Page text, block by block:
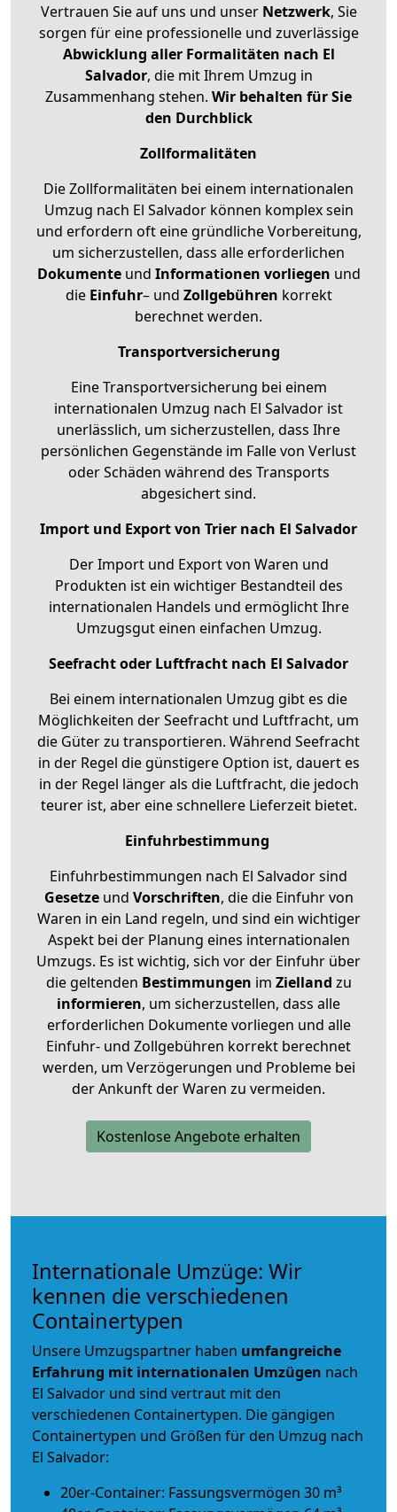
Vertrauen Sie auf uns und unser Netzwerk, Sie
sorgen für eine professionelle und zuverlässige
Abwicklung aller Formalitäten nach El
Salvador, die mit Ihrem Umzug in
Zusammenhang stehen. Wir behalten für Sie
den Durchblick
Zollformalitäten
Die Zollformalitäten bei einem internationalen
Umzug nach El Salvador können komplex sein
und erfordern oft eine gründliche Vorbereitung,
um sicherzustellen, dass alle erforderlichen
Dokumenteund Informationen vorliegen und
die Einfuhr– und Zollgebühren korrekt
berechnet werden.
Transportversicherung
Eine Transportversicherung bei einem
internationalen Umzug nach El Salvador ist
unerlässlich, um sicherzustellen, dass Ihre
persönlichen Gegenstände im Falle von Verlust
oder Schäden während des Transports
abgesichert sind.
Import und Export von Trier nach El Salvador
Der Import und Export von Waren und
Produkten ist ein wichtiger Bestandteil des
internationalen Handels und ermöglicht Ihre
Umzugsgut einen einfachen Umzug.
Seefracht oder Luftfracht nach El Salvador
Bei einem internationalen Umzug gibt es die
Möglichkeiten der Seefracht und Luftfracht, um
die Güter zu transportieren. Während Seefracht
in der Regel die günstigere Option ist, dauert es
in der Regel länger als die Luftfracht, die jedoch
teurer ist, aber eine schnellere Lieferzeit bietet.
Einfuhrbestimmung
Einfuhrbestimmungen nach El Salvador sind
Gesetzeund Vorschriften, die die Einfuhr von
Waren in ein Land regeln, und sind ein wichtiger
Aspekt bei der Planung eines internationalen
Umzugs. Es ist wichtig, sich vor der Einfuhr über
die geltenden Bestimmungen im Zielland zu
informieren, um sicherzustellen, dass alle
erforderlichen Dokumente vorliegen und alle
Einfuhr- und Zollgebühren korrekt berechnet
werden, um Verzögerungen und Probleme bei
der Ankunft der Waren zu vermeiden.
Kostenlose Angebote erhalten
Internationale Umzüge: Wir
kennen die verschiedenen
Containertypen
Unsere Umzugspartner haben umfangreiche
Erfahrung mit internationalen Umzügen nach
El Salvador und sind vertraut mit den
verschiedenen Containertypen. Die gängigen
Containertypen und Größen für den Umzug nach
El Salvador:
20er-Container: Fassungsvermögen 30 m³